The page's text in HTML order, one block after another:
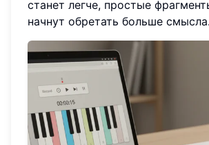
станет легче, простые
начнут обретать больше смысла.